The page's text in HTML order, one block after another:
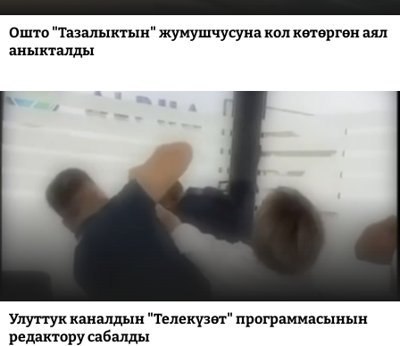
Ошто "Тазалыктын" жумушчусуна кол көтөргөн аял
аныкталды
Улуттук каналдын "Телекүзөт" программасынын
редактору сабалды